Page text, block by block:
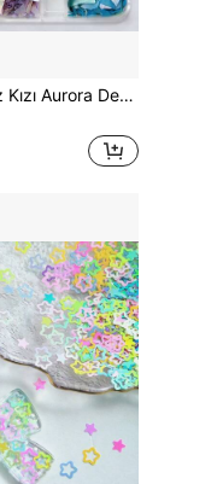
6 Bölmeli Yaz Deniz Kızı Aurora Deniz Kabuğu Dilimi Dolgu Malzemesi, Asimetrik Parlak Pul, Epoksi Reçine Kalıp Dolgusu İçin, DIY Takı Yapım Malzemeleri